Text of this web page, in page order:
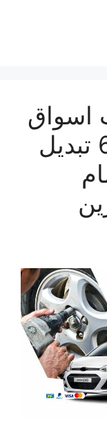
اسواق
القرين 69622745 تبديل